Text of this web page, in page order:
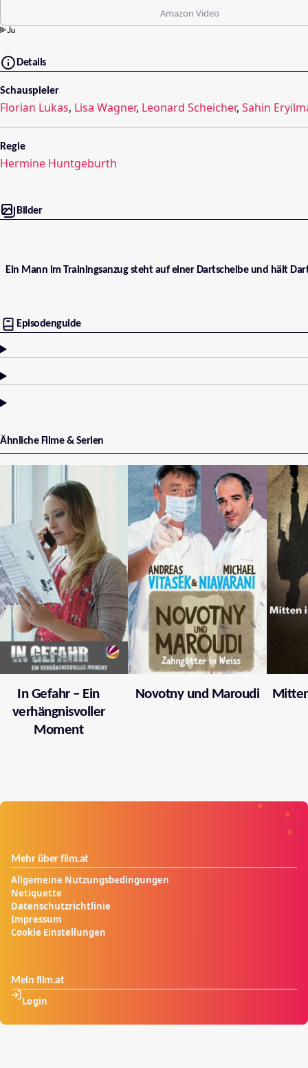
Amazon Video
Details
Schauspieler
Florian Lukas, Lisa Wagner, Leonard Scheicher, Sahin
Regie
Hermine Huntgeburth
Bilder
Ein Mann im Trainingsanzug steht auf einer Dartscheibe und hält
Episodenguide
Ähnliche Filme & Serien
In Gefahr – Ein
verhängnisvoller
Moment
Novotny und Maroudi
Mehr über film.at
Allgemeine Nutzungsbedingungen
Netiquette
Datenschutzrichtlinie
Impressum
Cookie Einstellungen
Mein film.at
Login